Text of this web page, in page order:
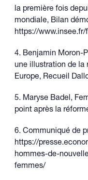
la première fois
mondiale, Bilan
https://
4. Benjamin Moron-
une illustration de la
Europe, Recueil
5. Maryse Badel,
point après la
6. Communiqué de
https://
hommes-de-
femmes/